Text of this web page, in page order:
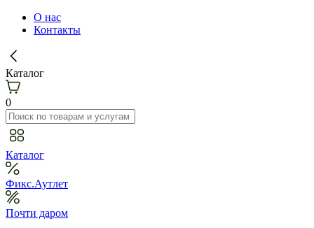
О нас
Контакты
Каталог
0
Каталог
Фикс.Аутлет
Почти даром